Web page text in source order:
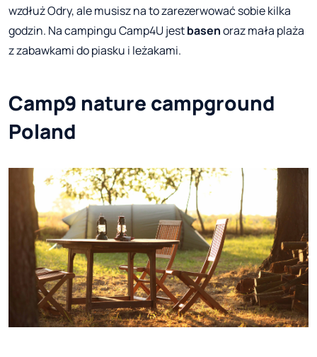
wzdłuż Odry, ale musisz na to zarezerwować sobie kilka
godzin. Na campingu Camp4U jestbasenoraz mała plaża
z zabawkami do piasku i leżakami.
Camp9 nature campground
Poland